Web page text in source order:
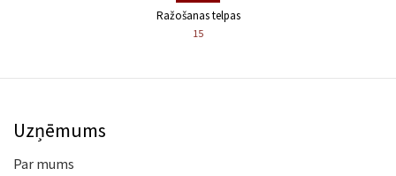
Ražošanas telpas
15
Uzņēmums
Par mums